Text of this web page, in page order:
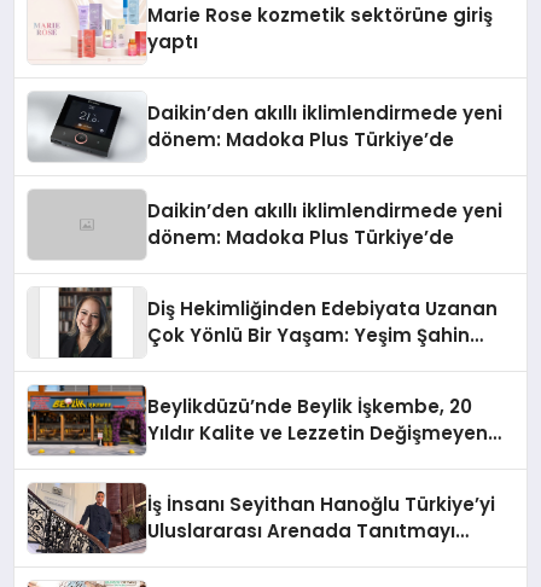
Marie Rose kozmetik sektörüne giriş
yaptı
Daikin’den akıllı iklimlendirmede yeni
dönem: Madoka Plus Türkiye’de
Daikin’den akıllı iklimlendirmede yeni
dönem: Madoka Plus Türkiye’de
Diş Hekimliğinden Edebiyata Uzanan
Çok Yönlü Bir Yaşam: Yeşim Şahin
Beylikdüzü’nde Beylik İşkembe, 20
Yıldır Kalite ve Lezzetin Değişmeyen
İş İnsanı Seyithan Hanoğlu Türkiye’yi
Uluslararası Arenada Tanıtmayı